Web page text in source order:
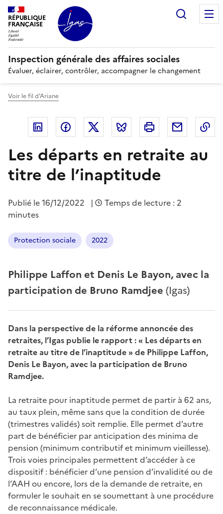
Panneau de gestion des cookies
RÉPUBLIQUE
FRANÇAISE
Inspection générale des affaires sociales
Évaluer, éclairer, contrôler, accompagner le changement
Voir le fil d'Ariane
Linkedin FacebookTwitter Bluesky Imprimer Courriel
Les départs en retraite au
titre de l’inaptitude
Publié le16/12/2022 |
Temps de lecture : 2
minutes
Protection sociale 2022
Philippe Laffon et Denis Le Bayon, avec la
participation de Bruno Ramdjee (Igas)
Dans la perspective de la réforme annoncée des
retraites, l’Igas publie le rapport : « Les départs en
retraite au titre de l’inaptitude » de Philippe Laffon,
Denis Le Bayon, avec la participation de Bruno
Ramdjee.
La retraite pour inaptitude permet de partir à 62 ans,
au taux plein, même sans que la condition de durée
(trimestres validés) soit remplie. Elle permet d’autre
part de bénéficier par anticipation des minima de
pension (minimum contributif et minimum vieillesse).
Trois voies principales permettent d’accéder à ce
dispositif : bénéficier d’une pension d’invalidité ou de
l’AAH ou encore, lors de la demande de retraite, en
formuler le souhait en se soumettant à une procédure
de reconnaissance médicale.